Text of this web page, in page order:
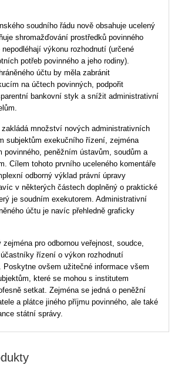
soudního řádu nově obsahuje ucelený
shromažďování prostředků povinného
výkonu rozhodnutí (určené
potřeb povinného a jeho rodiny).
účtu by měla zabránit
na účtech povinných, podpořit
bankovní styk a snížit administrativní
zakládá množství nových administrativních
subjektům exekučního řízení, zejména
povinného, peněžním ústavům, soudům a
Cílem tohoto prvního uceleného komentáře
odborný výklad právní úpravy
v některých částech doplněný o praktické
je soudním exekutorem. Administrativní
účtu je navíc přehledně graficky
zejména pro odbornou veřejnost, soudce,
řízení o výkon rozhodnutí
ovšem užitečné informace všem
které se mohou s institutem
setkat. Zejména se jedná o peněžní
a plátce jiného příjmu povinného, ale také
státní správy.